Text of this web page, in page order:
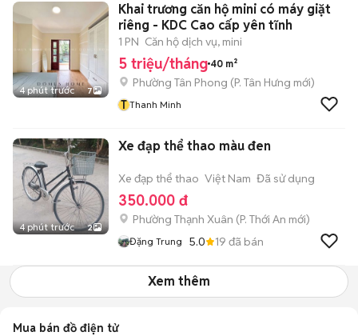
4 phút trước 7
Khai trương căn hộ mini có máy giặt
riêng - KDC Cao cấp yên tĩnh
1 PN Căn hộ dịch vụ, mini
5 triệu/tháng 40 m²
Phường Tân Phong (P. Tân Hưng mới)
T Thanh Minh
4 phút trước 2
Xe đạp thể thao màu đen
Xe đạp thể thao Việt Nam Đã sử dụng
350.000 đ
Phường Thạnh Xuân (P. Thới An mới)
Đặng Trung 5.0 19 đã bán
Xem thêm
Mua bán đồ điện tử